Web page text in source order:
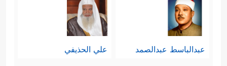
عبدالباسط عبدالصمد علي الحذيفي